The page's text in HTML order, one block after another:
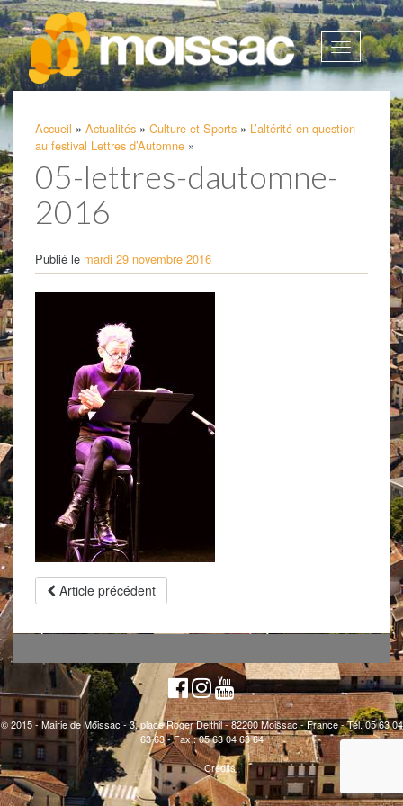
Afficher
la
Accueil » Actualités » Culture et Sports » L’altérité en question
au festival Lettres d’Automne »
05-lettres-dautomne-
2016
Publié le mardi 29 novembre 2016
Article précédent
© 2015 - Mairie de Moissac - 3, place Roger Delthil - 82200 Moissac - France - Tél. 05 63 04
63 63 - Fax : 05 63 04 63 64
Crédits